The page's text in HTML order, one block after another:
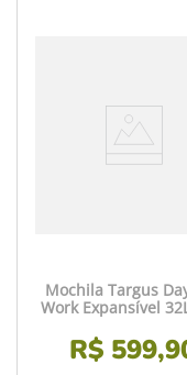
Mochila Targus
Work Expansível
R$ 599,